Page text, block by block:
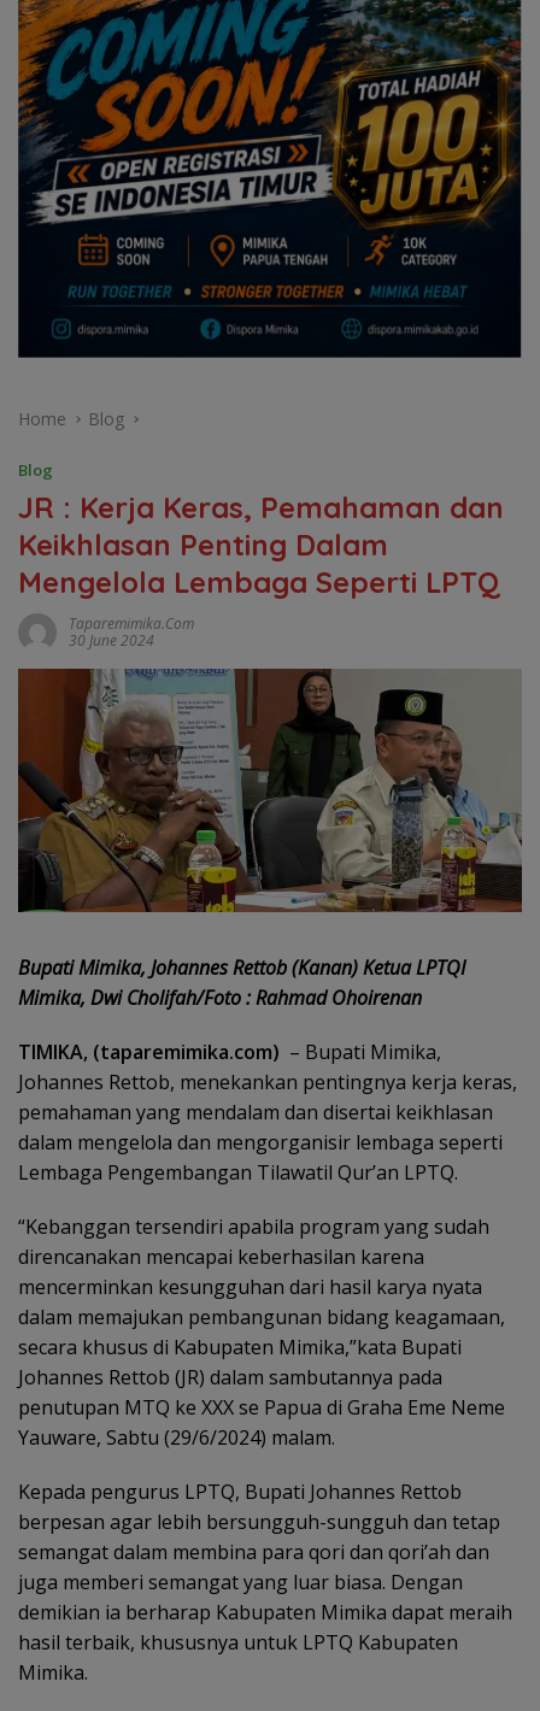
Home Blog
Blog
JR : Kerja Keras, Pemahaman dan
Keikhlasan Penting Dalam
Mengelola Lembaga Seperti LPTQ
Taparemimika.com
30 June 2024
Bupati Mimika, Johannes Rettob (Kanan) Ketua LPTQI
Mimika, Dwi Cholifah/Foto : Rahmad Ohoirenan
TIMIKA, (taparemimika.com) – Bupati Mimika,
Johannes Rettob, menekankan pentingnya kerja keras,
pemahaman yang mendalam dan disertai keikhlasan
dalam mengelola dan mengorganisir lembaga seperti
Lembaga Pengembangan Tilawatil Qur’an LPTQ.
“Kebanggan tersendiri apabila program yang sudah
direncanakan mencapai keberhasilan karena
mencerminkan kesungguhan dari hasil karya nyata
dalam memajukan pembangunan bidang keagamaan,
secara khusus di Kabupaten Mimika,”kata Bupati
Johannes Rettob (JR) dalam sambutannya pada
penutupan MTQ ke XXX se Papua di Graha Eme Neme
Yauware, Sabtu (29/6/2024) malam.
Kepada pengurus LPTQ, Bupati Johannes Rettob
berpesan agar lebih bersungguh-sungguh dan tetap
semangat dalam membina para qori dan qori’ah dan
juga memberi semangat yang luar biasa. Dengan
demikian ia berharap Kabupaten Mimika dapat meraih
hasil terbaik, khususnya untuk LPTQ Kabupaten
Mimika.